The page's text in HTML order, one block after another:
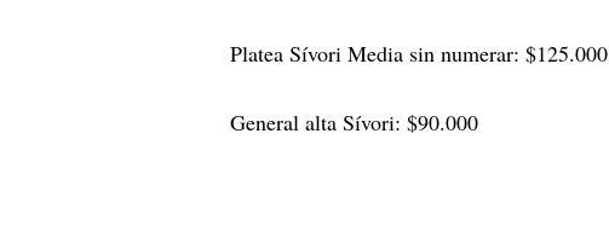
Platea Sívori Media sin numerar: $125.000
General alta Sívori: $90.000